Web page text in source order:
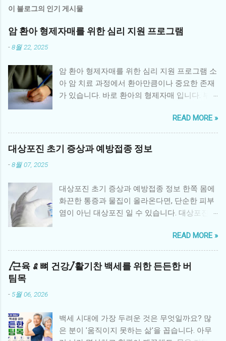
이 블로그의 인기 게시물
암 환아 형제자매를 위한 심리 지원 프로그램
-8월 22, 2025
암 환아 형제자매를 위한 심리 지원 프로그램 소
아 암 치료 과정에서 환아만큼이나 중요한 존재
가 있습니다. 바로 환아의 형제자매 입니다. 부
정서적 소외감을 느끼거나, 불안·우울 같은 심리
적 문제를 경험하기 쉽습니다. 따라서 체계적인
형제자매 심리 지원 프로그램 은 환아 가족 전체
의 건강한 회복에 매우 중요한 역할을 합니다. 1.
을 느낌 불안과 두려움: 동생 또는 형제의 병에
대한 불확실성과 두려움 죄책감: 환아와 비교하
면서 “내가 건강해서 미안하다”는 생각 분노와
정 학업·사회성 문제: 집중력 저하, 또래 관계 위
축 2. 병원 중심 심리 지원 프로그램 대학병원과
암 전문병원에서는 형제자매를 위한 다양한 심
제자매가 감정을 자연스럽게 표현할 수 있는 치
료법 형제자매 데이: 병원에서 형제자매만을 위
한 특별 활동과 교류 시간 제공 가족 참여 프로
READ MORE »
대상포진 초기 증상과 예방접종 정보
-8월 07, 2025
대상포진 초기 증상과 예방접종 정보 한쪽 몸에
화끈한 통증과 물집이 올라온다면, 단순한 피부
염이 아닌 대상포진 일 수 있습니다. 대상포진은
신경절에 잠복해 있다가 면역력이 떨어졌을 때
재활성화되면서 발생하는 질환입니다. 특히 50
세 이상 중장년층이나 과로, 스트레스를 많이 받
는 사람에게 자주 발생하며, 극심한 통증과 후유
바이러스가 신경을 타고 피부로 재활성화되며
나타나는 질환입니다. 주로 신체 한쪽, 특히 갈
READ MORE »
[근육 & 뼈 건강] 활기찬 백세를 위한 든든한 버
팀목
- 5월 06, 2026
백세 시대에 가장 두려운 것은 무엇일까요? 많
은 분이 '움직이지 못하는 삶'을 꼽습니다. 아무